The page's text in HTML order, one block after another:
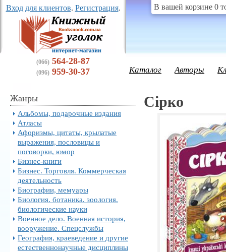
Вход для клиентов. Регистрация.
(066) 564-28-87
(096) 959-30-37
В вашей корзине 0
Каталог Авторы
Жанры
Альбомы, подарочные издания
Атласы
Афоризмы, цитаты, крылатые
выражения, пословицы и
поговорки, юмор
Бизнес-книги
Бизнес. Торговля. Коммерческая
деятельность
Биографии, мемуары
Биология. ботаника. зоология.
биологические науки
Военное дело. Военная история,
вооружение. Спецслужбы
География, краеведение и другие
естественнонаучные дисциплины
Сірко